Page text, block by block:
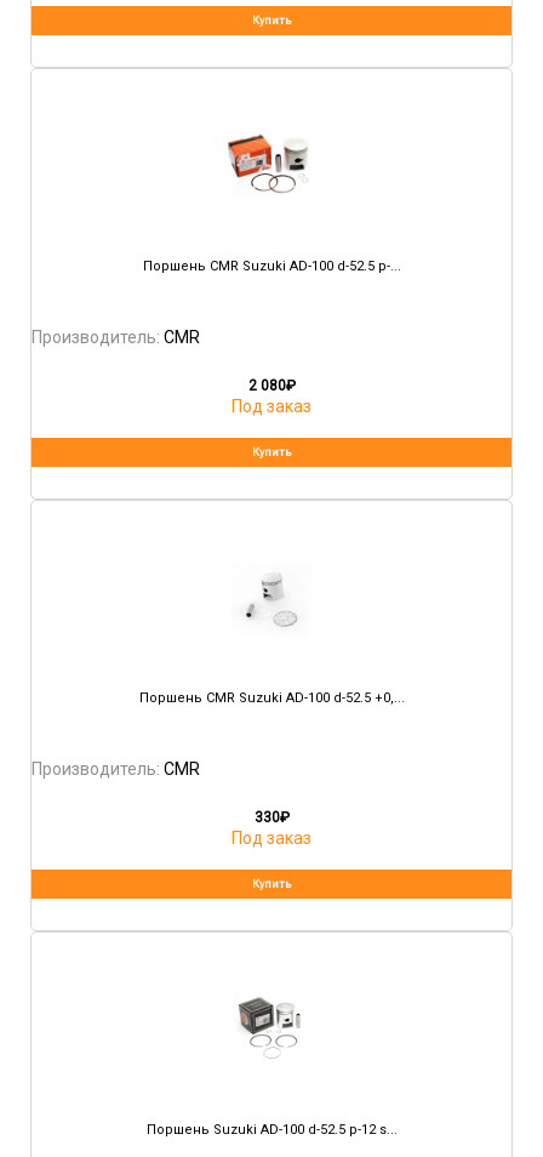
Поршень CMR Suzuki AD-100 d-52.5 p-...
Производитель: CMR
2 080₽
Под заказ
Поршень CMR Suzuki AD-100 d-52.5 +0,...
Производитель: CMR
330₽
Под заказ
Поршень Suzuki AD-100 d-52.5 p-12 s...